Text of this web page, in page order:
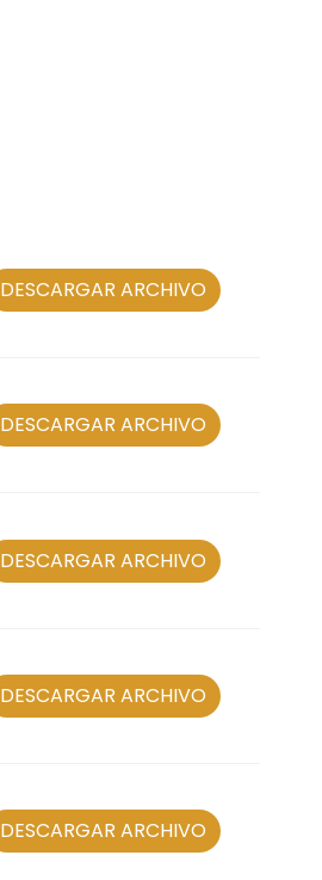
DESCARGAR ARCHIVO
DESCARGAR ARCHIVO
DESCARGAR ARCHIVO
DESCARGAR ARCHIVO
DESCARGAR ARCHIVO